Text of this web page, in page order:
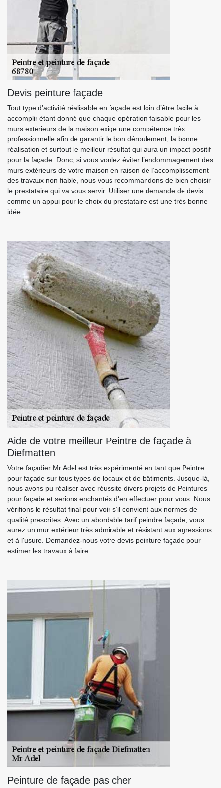
Devis peinture façade
Tout type d’activité réalisable en façade est loin d’être facile à
accomplir étant donné que chaque opération faisable pour les
murs extérieurs de la maison exige une compétence très
professionnelle afin de garantir le bon déroulement, la bonne
réalisation et surtout le meilleur résultat qui aura un impact positif
pour la façade. Donc, si vous voulez éviter l’endommagement des
murs extérieurs de votre maison en raison de l’accomplissement
des travaux non fiable, nous vous recommandons de bien choisir
le prestataire qui va vous servir. Utiliser une demande de devis
comme un appui pour le choix du prestataire est une très bonne
idée.
Aide de votre meilleur Peintre de façade à
Diefmatten
Votre façadier Mr Adel est très expérimenté en tant que Peintre
pour façade sur tous types de locaux et de bâtiments. Jusque-là,
nous avons pu réaliser avec réussite divers projets de Peintures
pour façade et serions enchantés d'en effectuer pour vous. Nous
vérifions le résultat final pour voir s’il convient aux normes de
qualité prescrites. Avec un abordable tarif peindre façade, vous
aurez un mur extérieur très admirable et résistant aux agressions
et à l'usure. Demandez-nous votre devis peinture façade pour
estimer les travaux à faire.
Peinture de façade pas cher